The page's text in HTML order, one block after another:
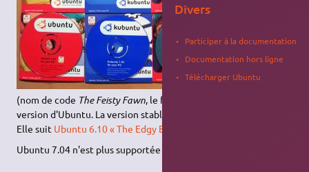
(nom de code The Feisty Fawn , le faon téméraire) est la sixième
version d'Ubuntu. La version stable est sortie le 19 avril 2007.
Elle suit Ubuntu 6.10 « The Edgy Eft »
Ubuntu 7.04 n'est plus supportée depuis le 19 octobre 2008.
Divers
Participer à la documentation
Documentation hors ligne
Télécharger Ubuntu